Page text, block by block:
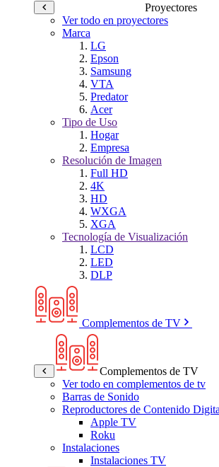
Proyectores
Ver todo en proyectores
Marca
LG
Epson
Samsung
VTA
Predator
Acer
Tipo de Uso
Hogar
Empresa
Resolución de Imagen
Full HD
4K
HD
WXGA
XGA
Tecnología de Visualización
LCD
LED
DLP
Complementos de TV
Complementos de TV
Ver todo en complementos de tv
Barras de Sonido
Reproductores de Contenido
Apple TV
Roku
Instalaciones
Instalaciones TV